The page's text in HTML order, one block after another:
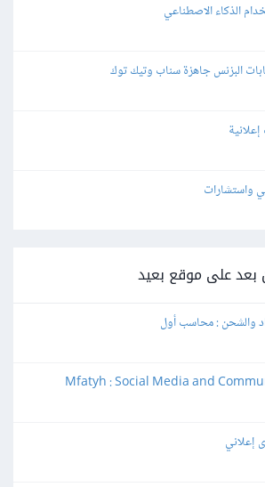
الذكاء الاصطناعي
البزنس جاهزة سناب وتيك توك
واستشارات
على موقع بعيد
والشحن : محاسب أول
إعلاني